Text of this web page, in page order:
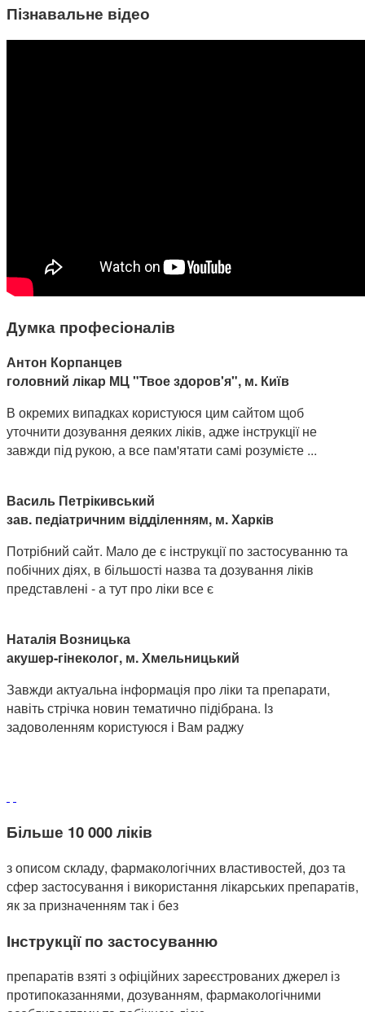
Пізнавальне відео
Думка професіоналів
Антон Корпанцев
головний лікар МЦ "Твое здоров'я", м. Київ
В окремих випадках користуюся цим сайтом щоб
уточнити дозування деяких ліків, адже інструкції не
завжди під рукою, а все пам'ятати самі розумієте ...
Василь Петрікивський
зав. педіатричним відділенням, м. Харків
Потрібний сайт. Мало де є інструкції по застосуванню та
побічних діях, в більшості назва та дозування ліків
представлені - а тут про ліки все є
Наталія Возницька
акушер-гінеколог, м. Хмельницький
Завжди актуальна інформація про ліки та препарати,
навіть стрічка новин тематично підібрана. Із
задоволенням користуюся і Вам раджу
Більше 10 000 ліків
з описом складу, фармакологічних властивостей, доз та
сфер застосування і використання лікарських препаратів,
як за призначенням так і без
Інструкції по застосуванню
препаратів взяті з офіційних зареєстрованих джерел із
протипоказаннями, дозуванням, фармакологічними